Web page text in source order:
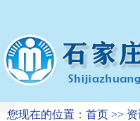
您现在的位置：首页 >>